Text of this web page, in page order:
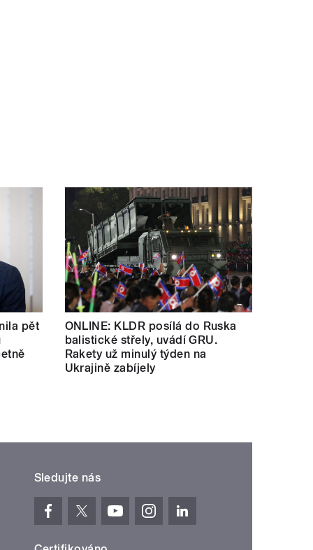
pět
ONLINE: KLDR posílá do Ruska
balistické střely, uvádí GRU.
Rakety už minulý týden na
Ukrajině zabíjely
Sledujte nás